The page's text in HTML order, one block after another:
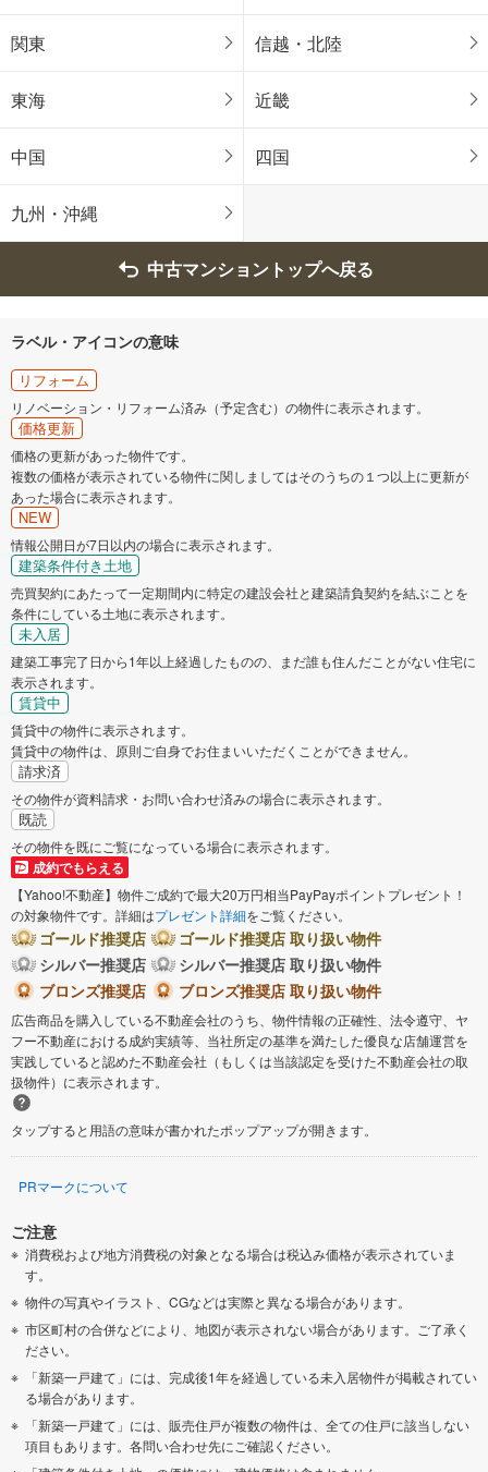
関東 信越・北陸
東海 近畿
中国 四国
九州・沖縄
中古マンショントップへ戻る
ラベル・アイコンの意味
リフォーム
リノベーション・リフォーム済み（予定含む）の物件に表示されます。
価格更新
価格の更新があった物件です。
複数の価格が表示されている物件に関しましてはそのうちの１つ以上に更新が
あった場合に表示されます。
NEW
情報公開日が7日以内の場合に表示されます。
建築条件付き土地
売買契約にあたって一定期間内に特定の建設会社と建築請負契約を結ぶことを
条件にしている土地に表示されます。
未入居
建築工事完了日から1年以上経過したものの、まだ誰も住んだことがない住宅に
表示されます。
賃貸中
賃貸中の物件に表示されます。
賃貸中の物件は、原則ご自身でお住まいいただくことができません。
請求済
その物件が資料請求・お問い合わせ済みの場合に表示されます。
既読
その物件を既にご覧になっている場合に表示されます。
成約でもらえる
【Yahoo!不動産】物件ご成約で最大20万円相当PayPayポイントプレゼント！
の対象物件です。詳細はプレゼント詳細をご覧ください。
ゴールド推奨店
ゴールド推奨店 取り扱い物件
シルバー推奨店
シルバー推奨店 取り扱い物件
ブロンズ推奨店
ブロンズ推奨店 取り扱い物件
広告商品を購入している不動産会社のうち、物件情報の正確性、法令遵守、ヤ
フー不動産における成約実績等、当社所定の基準を満たした優良な店舗運営を
実践していると認めた不動産会社（もしくは当該認定を受けた不動産会社の取
扱物件）に表示されます。
タップすると用語の意味が書かれたポップアップが開きます。
PRマークについて
ご注意
消費税および地方消費税の対象となる場合は税込み価格が表示されていま
す。
物件の写真やイラスト、CGなどは実際と異なる場合があります。
市区町村の合併などにより、地図が表示されない場合があります。ご了承く
ださい。
「新築一戸建て」には、完成後1年を経過している未入居物件が掲載されてい
る場合があります。
「新築一戸建て」には、販売住戸が複数の物件は、全ての住戸に該当しない
項目もあります。各問い合わせ先にご確認ください。